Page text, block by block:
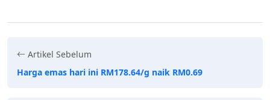
Artikel Sebelum
Harga emas hari ini RM178.64/g naik RM0.69